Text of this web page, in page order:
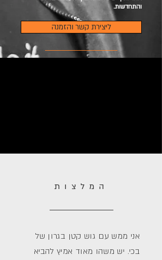
והתחדשות.
ליצירת קשר והזמנה
המלצות
אני ממש עם גוש קטן בגרון של
בכי. יש משהו מאוד אמיץ להביא